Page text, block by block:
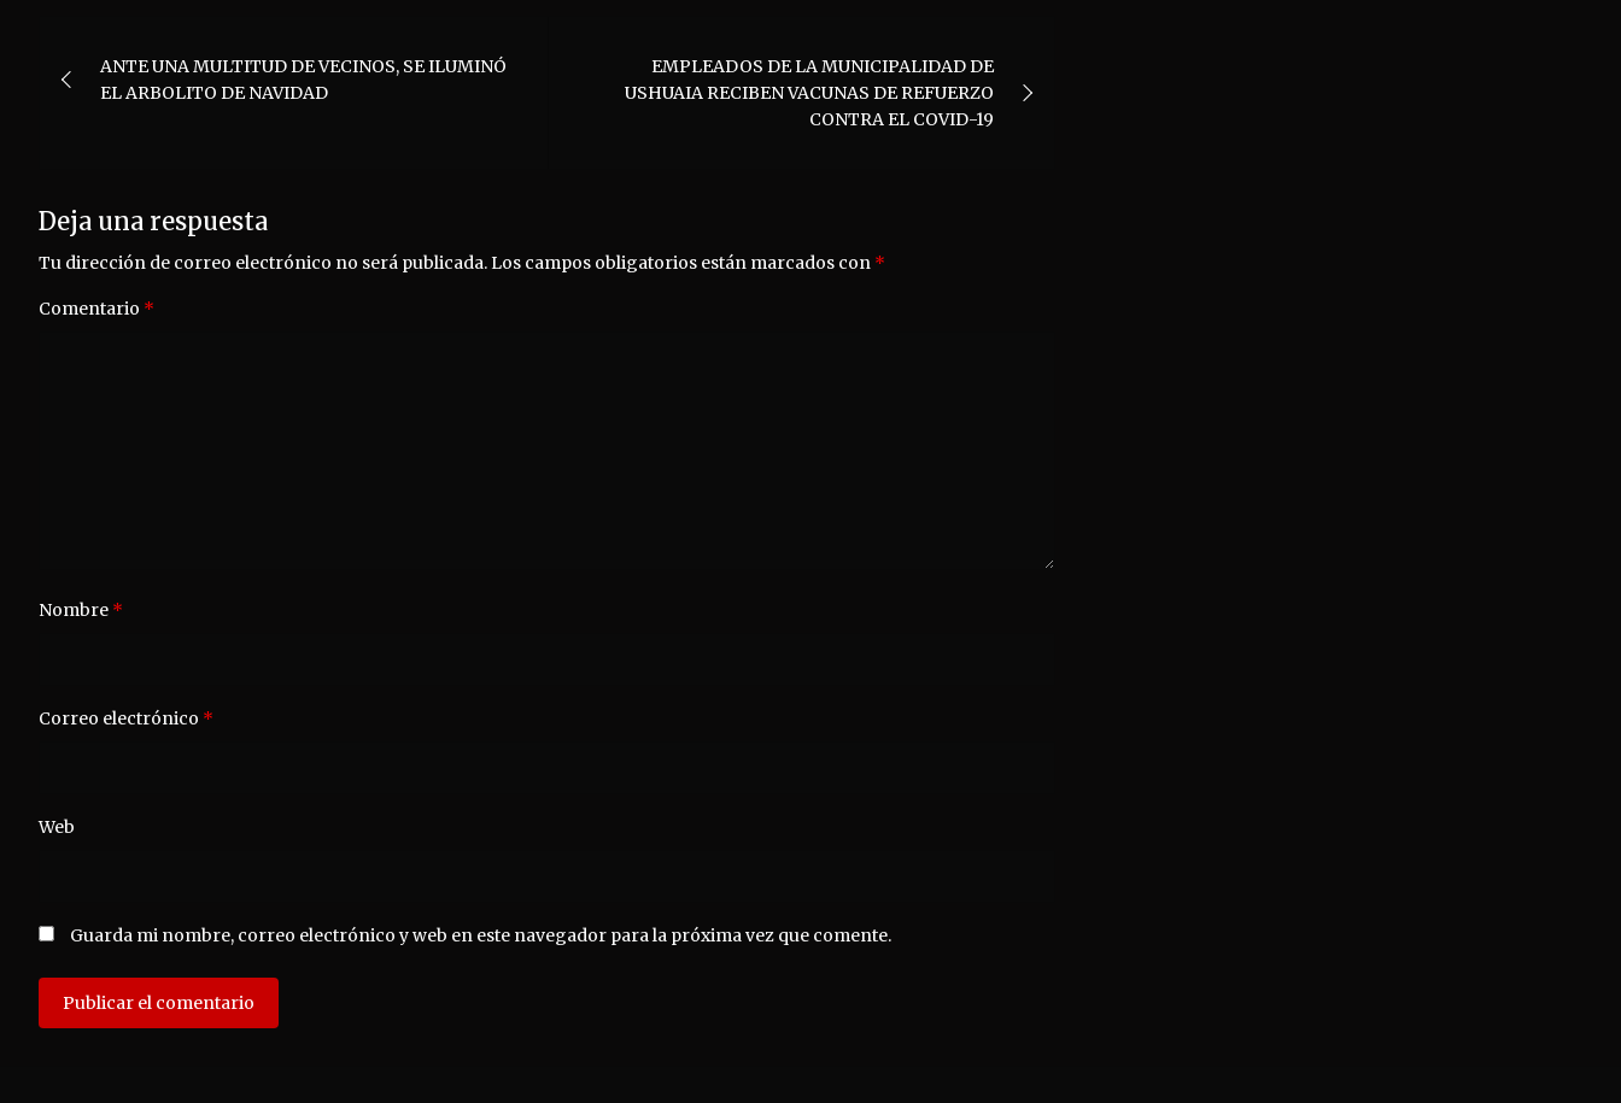
de
ANTE UNA MULTITUD DE VECINOS, SE ILUMINÓ
EL ARBOLITO DE NAVIDAD
EMPLEADOS DE LA MUNICIPALIDAD DE
USHUAIA RECIBEN VACUNAS DE REFUERZO
CONTRA EL COVID-19
Deja una respuesta
Tu dirección de correo electrónico no será publicada.Los campos obligatorios están marcados con *
Comentario *
Nombre *
Correo electrónico *
Web
Guarda mi nombre, correo electrónico y web en este navegador para la próxima vez que comente.